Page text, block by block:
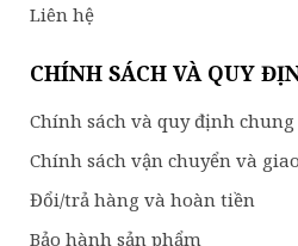
Liên hệ
CHÍNH SÁCH VÀ QUY
Chính sách và quy định chung
Chính sách vận chuyển và
Đổi/trả hàng và hoàn tiền
Bảo hành sản phẩm